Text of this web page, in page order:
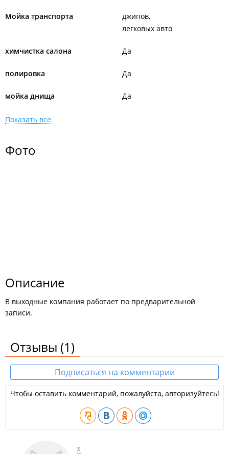
Мойка транспорта
джипов
легковых авто
химчистка салона Да
полировка Да
мойка днища Да
Показать все
Фото
Описание
В выходные компания работает по предварительной
записи.
Отзывы (1)
Подписаться на комментарии
Чтобы оставить комментарий, пожалуйста, авторизуйтесь!
Х